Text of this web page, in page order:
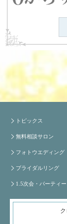
トピックス
無料相談サロン
フォトウエディング
ブライダルリング
1.5次会・パーティー